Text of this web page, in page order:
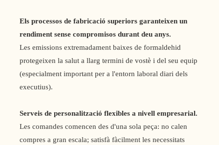
Els processos de fabricació superiors garanteixen un
rendiment sense compromisos durant deu anys.
Les emissions extremadament baixes de formaldehid
protegeixen la salut a llarg termini de vostè i del seu equip
(especialment important per a l'entorn laboral diari dels
executius).
Serveis de personalització flexibles a nivell empresarial.
Les comandes comencen des d'una sola peça: no calen
compres a gran escala; satisfà fàcilment les necessitats